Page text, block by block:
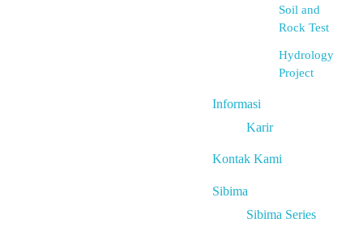
Soil and
Rock Test
Hydrology
Project
Informasi
Karir
Kontak Kami
Sibima
Sibima Series